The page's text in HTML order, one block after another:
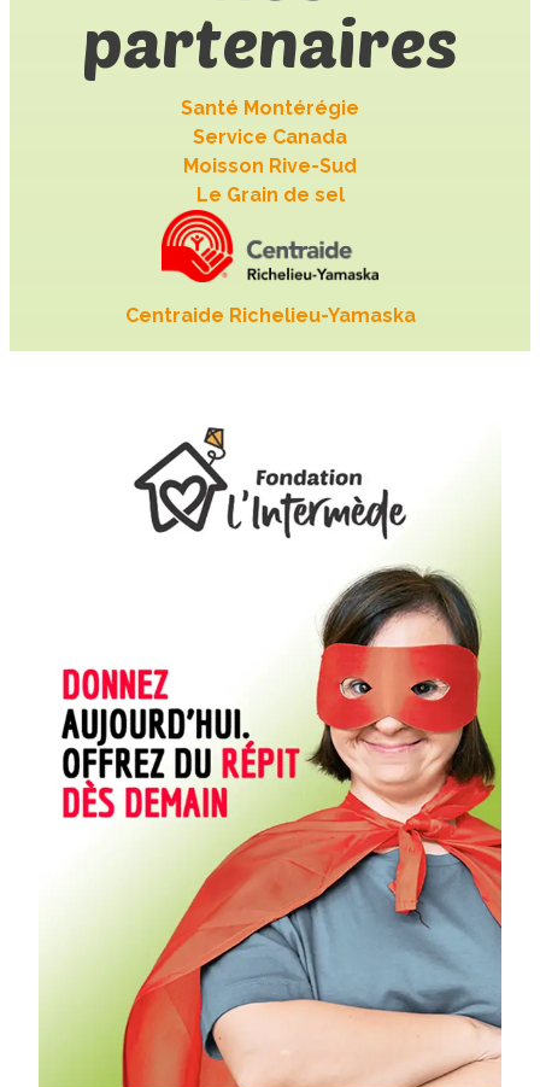
partenaires
Santé Montérégie
Service Canada
Moisson Rive-Sud
Le Grain de sel
Centraide Richelieu-Yamaska